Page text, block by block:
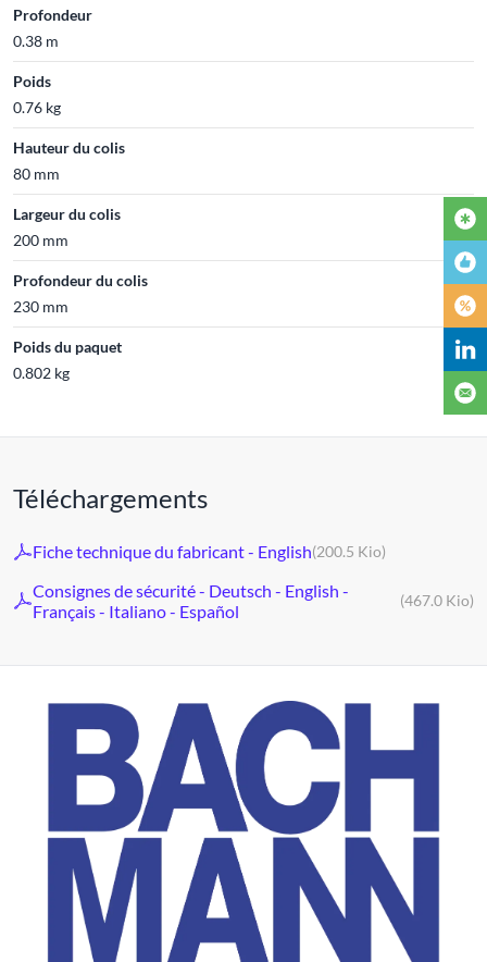
Profondeur
0.38 m
Poids
0.76 kg
Hauteur du colis
80 mm
Largeur du colis
200 mm
Profondeur du colis
230 mm
Poids du paquet
0.802 kg
Téléchargements
Fiche technique du fabricant - English(200.5 Kio)
Consignes de sécurité - Deutsch - English -
Français - Italiano - Español
(467.0 Kio)